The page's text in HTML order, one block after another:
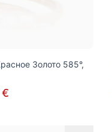
Золото 585°,
€